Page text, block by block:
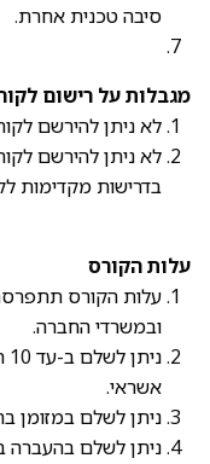
סיבה טכנית אחרת.
מגבלות על רישום
לא ניתן להירשם
לא ניתן להירשם
בדרישות מקדימות
עלות הקורס
עלות הקורס
ובמשרדי החברה.
אשראי.
ניתן לשלם במזומן
ניתן לשלם בהעברה